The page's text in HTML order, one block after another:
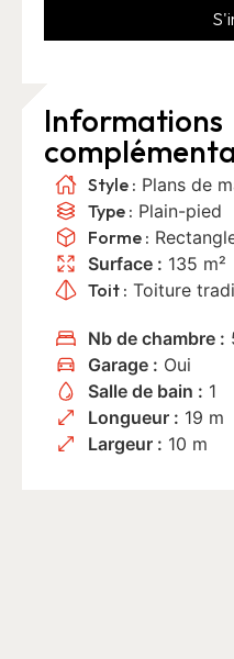
Informations
Style : Plans de
Type : Plain-pied
Forme :
Surface : 135 m²
Toit : Toiture
Nb de chambre :
Garage : Oui
Salle de bain : 1
Longueur : 19 m
Largeur : 10 m